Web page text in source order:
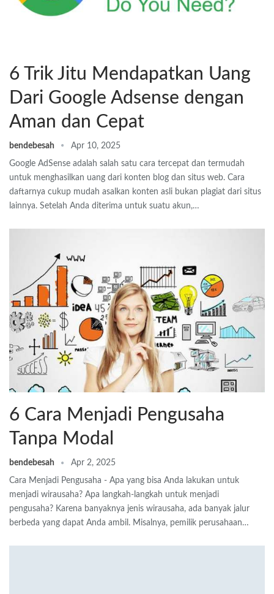
6 Trik Jitu Mendapatkan Uang
Dari Google Adsense dengan
Aman dan Cepat
bendebesah Apr 10, 2025
Google AdSense adalah salah satu cara tercepat dan termudah
untuk menghasilkan uang dari konten blog dan situs web. Cara
daftarnya cukup mudah asalkan konten asli bukan plagiat dari situs
lainnya. Setelah Anda diterima untuk suatu akun,…
6 Cara Menjadi Pengusaha
Tanpa Modal
bendebesah Apr 2, 2025
Cara Menjadi Pengusaha - Apa yang bisa Anda lakukan untuk
menjadi wirausaha? Apa langkah-langkah untuk menjadi
pengusaha? Karena banyaknya jenis wirausaha, ada banyak jalur
berbeda yang dapat Anda ambil. Misalnya, pemilik perusahaan…